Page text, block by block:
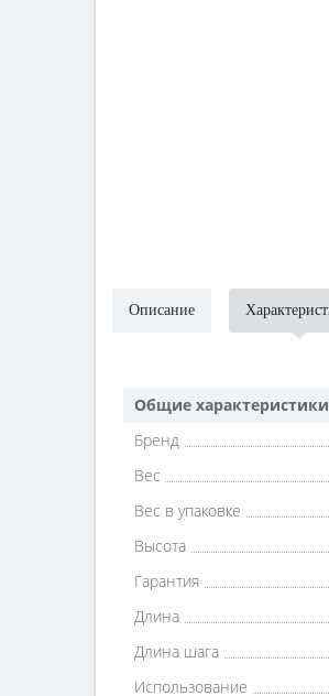
Описание
Общие характеристики
Бренд
Вес
Вес в упаковке
Высота
Гарантия
Длина
Длина шага
Использование